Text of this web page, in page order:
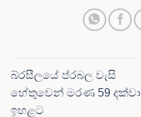
බ්රසීලයේ ප්රබල වැසි
හේතුවෙන් මරණ 59 දක්වා
ඉහළට